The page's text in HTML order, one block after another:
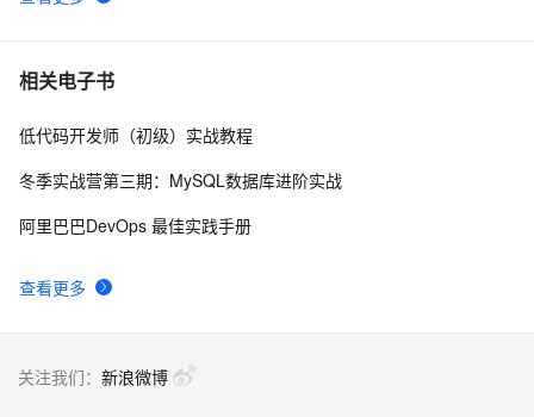
10
相关电子书
查看更多
低代码开发师（初级）实战教程
冬季实战营第三期：MySQL数据库进阶实战
阿里巴巴DevOps 最佳实践手册
关注我们： 新浪微博